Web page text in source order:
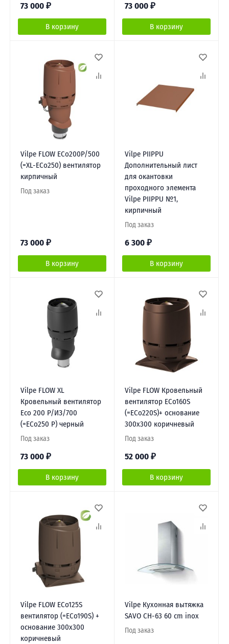
73 000 ₽
В корзину
73 000 ₽
В корзину
Vilpe FLOW ЕCo200P/500
(=XL-ECo250) вентилятор
кирпичный
Под заказ
73 000 ₽
В корзину
Vilpe PIIPPU
Дополнительный лист
для окантовки
проходного элемента
Vilpe PIIPPU №1,
кирпичный
Под заказ
6 300 ₽
В корзину
Vilpe FLOW XL
Кровельный вентилятор
Еco 200 Р/ИЗ/700
(=ЕСo250 P) черный
Под заказ
73 000 ₽
В корзину
Vilpe FLOW Кровельный
вентилятор ECo160S
(=ECo220S)+ основание
300х300 коричневый
Под заказ
52 000 ₽
В корзину
Vilpe FLOW ECo125S
вентилятор (=ECo190S) +
основание 300х300
коричневый
Vilpe Кухонная вытяжка
SAVO CH-63 60 cm inox
Под заказ